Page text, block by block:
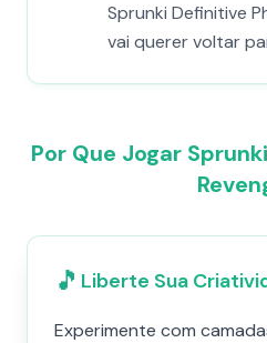
Sprunki Definitive
vai querer voltar
Por Que Jogar
🎵 Liberte Sua
Experimente com